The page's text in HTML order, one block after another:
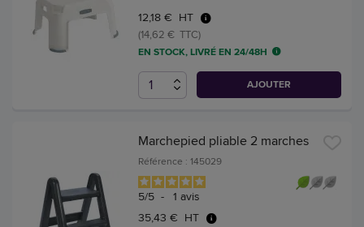
12,18 € HT
(14,62 € TTC)
EN STOCK, LIVRÉ EN 24/48H
AJOUTER
Marchepied pliable 2 marches
Référence : 145029
5/5 - 1 avis
35,43 € HT